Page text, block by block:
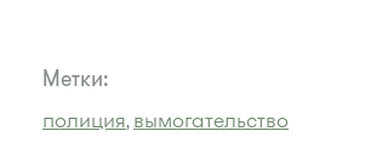
Метки:
полиция, вымогательство